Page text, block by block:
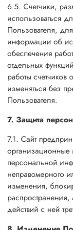
6.5. Счетчики,
использоваться
Пользователя,
информации об
обеспечения
отдельных
работы счетчиков
изменяться без
Пользователя.
7. Защита
7.1. Сайт
организационные
персональной
неправомерного
изменения,
действий с ней